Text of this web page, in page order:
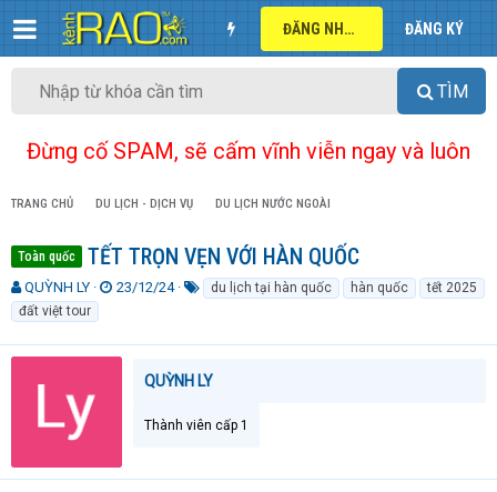
ĐĂNG NHẬP ĐĂNG KÝ
TÌM
Đừng cố SPAM, sẽ cấm vĩnh viễn ngay và luôn
TRANG CHỦ DU LỊCH - DỊCH VỤ DU LỊCH NƯỚC NGOÀI
Toàn quốc TẾT TRỌN VẸN VỚI HÀN QUỐC
T
h
r
e
r
QUỲNH LY
N
y
23/12/24
h
a
du lịch tại hàn quốc hàn quốc
tết 2025
đất việt tour
QUỲNH LY
Thành viên cấp 1